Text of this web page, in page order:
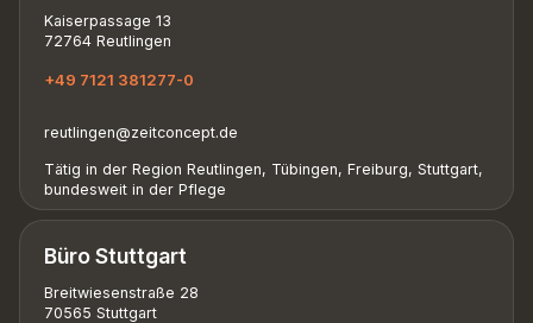
Kaiserpassage 13
72764 Reutlingen
+49 7121 381277-0
reutlingen@zeitconcept.de
Tätig in der Region Reutlingen, Tübingen, Freiburg, Stuttgart,
bundesweit in der Pflege
Büro Stuttgart
Breitwiesenstraße 28
70565 Stuttgart